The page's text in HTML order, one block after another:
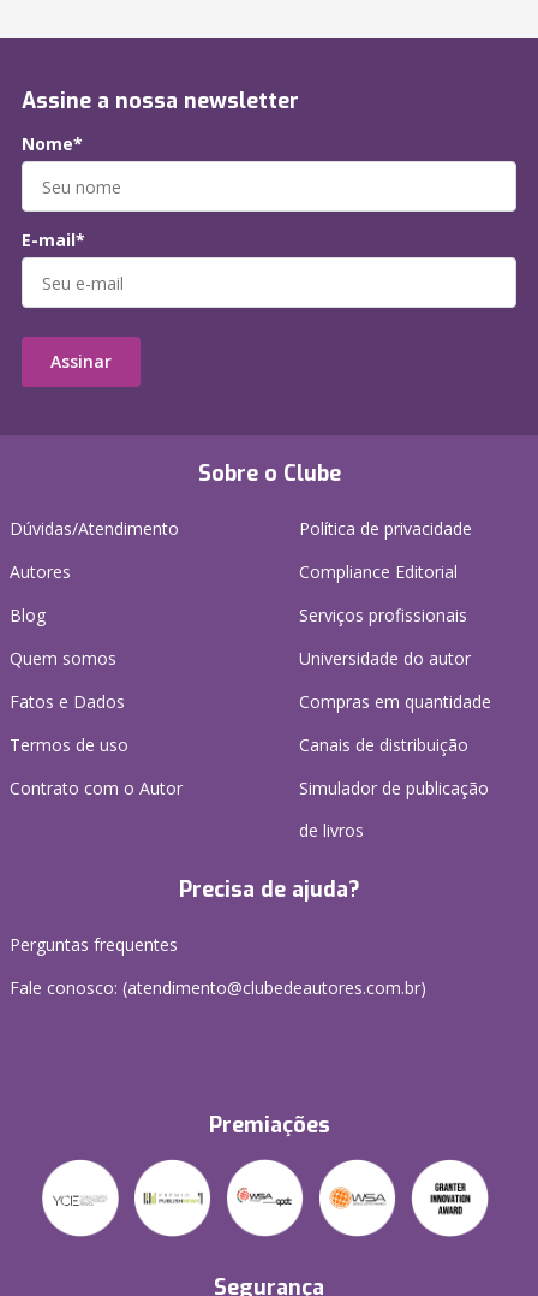
Sobre o Clube
Dúvidas/Atendimento
Autores
Blog
Quem somos
Fatos e Dados
Termos de uso
Contrato com o Autor
Política de privacidade
Compliance Editorial
Serviços profissionais
Universidade do autor
Compras em quantidade
Canais de distribuição
Simulador de publicação
de livros
Precisa de ajuda?
Perguntas frequentes
Fale conosco: (atendimento@clubedeautores.com.br)
Premiações
Segurança
Assine a nossa newsletter
Nome*
E-mail*
Assinar